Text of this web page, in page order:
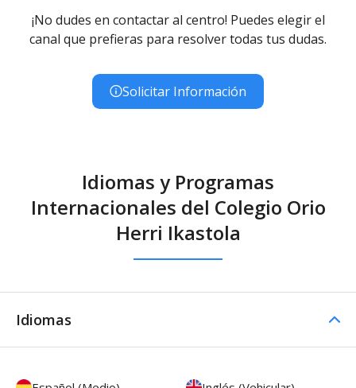
Educación Secundaria Obligatoria
Educación Secundaria Obligatoria - Diurno (Presencial) -
¡No dudes en contactar al centro! Puedes elegir el
canal que prefieras para resolver todas tus dudas.
Solicitar Información
Idiomas y Programas
Internacionales del Colegio Orio
Herri Ikastola
Idiomas